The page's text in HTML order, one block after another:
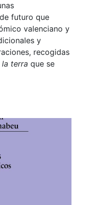
futuro que
valenciano y
y
recogidas
la terra que se